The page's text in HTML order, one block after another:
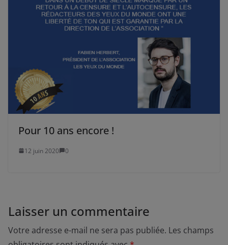
Pour 10 ans encore !
12 juin 2020 0
Laisser un commentaire
Votre adresse e-mail ne sera pas publiée. Les champs